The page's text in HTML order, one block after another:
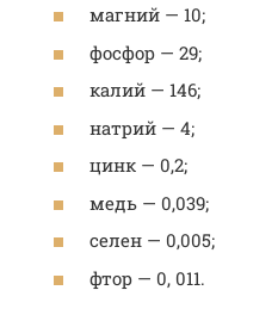
магний — 10;
фосфор — 29;
калий — 146;
натрий — 4;
цинк — 0,2;
медь — 0,039;
селен — 0,005;
фтор — 0, 011.